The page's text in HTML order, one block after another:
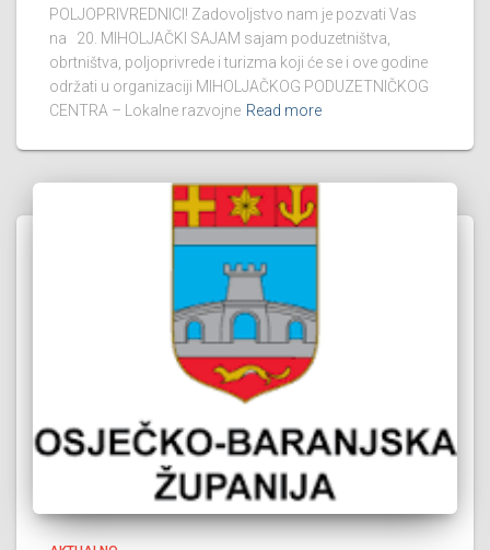
POLJOPRIVREDNICI! Zadovoljstvo nam je pozvati Vas
na 20. MIHOLJAČKI SAJAM sajam poduzetništva,
obrtništva, poljoprivrede i turizma koji će se i ove godine
održati u organizaciji MIHOLJAČKOG PODUZETNIČKOG
CENTRA – Lokalne razvojne Read more